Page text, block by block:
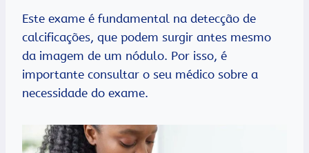
Este exame é fundamental na detecção de
calcificações, que podem surgir antes mesmo
da imagem de um nódulo. Por isso, é
importante consultar o seu médico sobre a
necessidade do exame.